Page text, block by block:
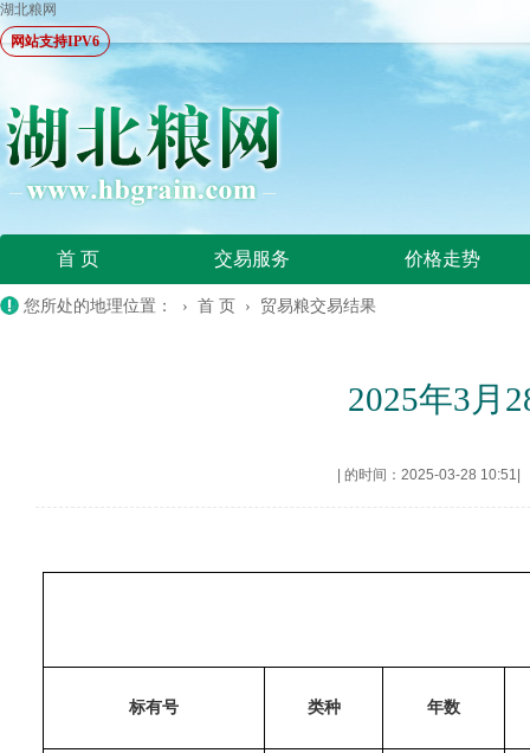
湖北粮网
网站支持IPV6
首 页 交易服务 价格走势
您所处的地理位置： › 首 页 › 贸易粮交易结果
2025年3月
的时间：2025-03-28 10:51
标有号 类种 年数